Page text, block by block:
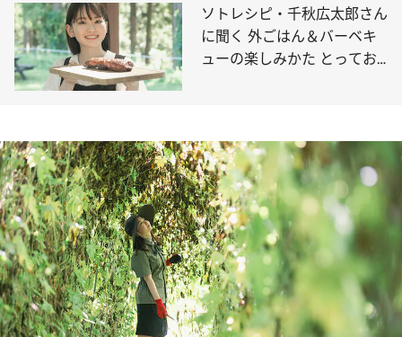
ソトレシピ・千秋広太郎さん
に聞く 外ごはん＆バーベキ
ューの楽しみかた とってお